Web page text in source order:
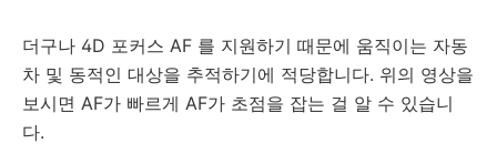
더구나 4D 포커스 AF 를 지원하기 때문에 움직이는 자동
차 및 동적인 대상을 추적하기에 적당합니다. 위의 영상을
보시면 AF가 빠르게 AF가 초점을 잡는 걸 알 수 있습니
다.